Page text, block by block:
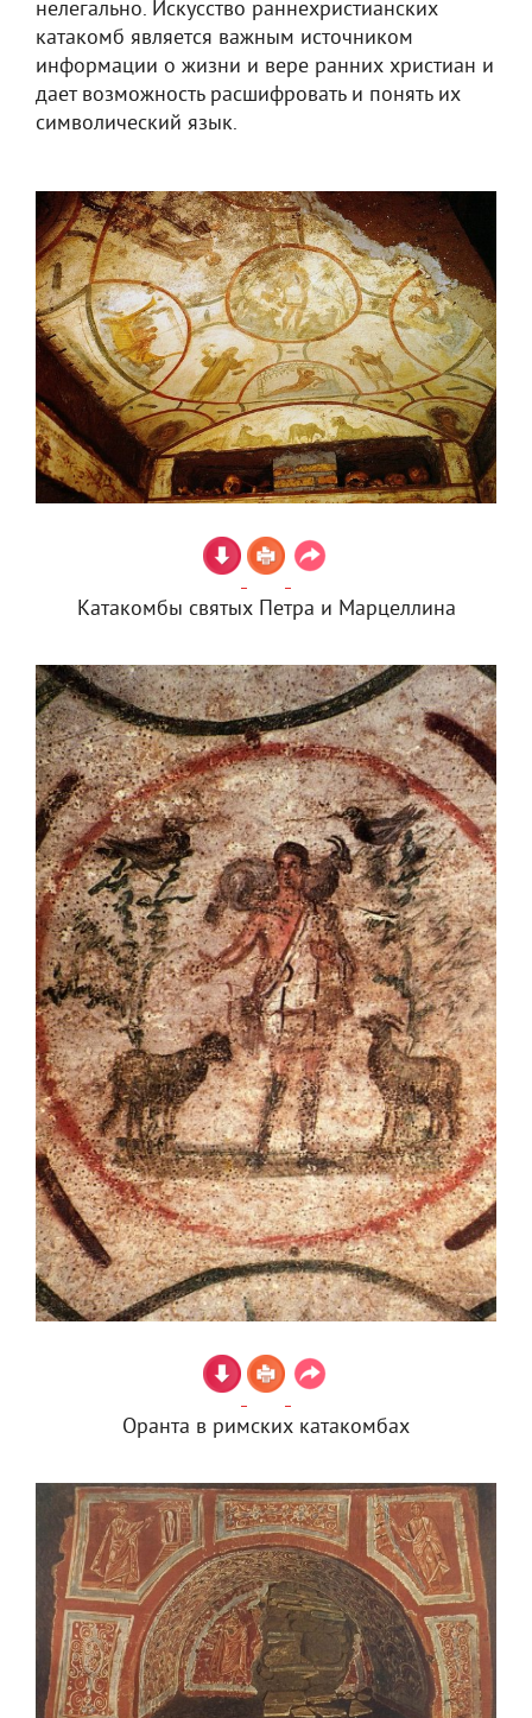
нелегально. Искусство раннехристианских
катакомб является важным источником
информации о жизни и вере ранних христиан и
дает возможность расшифровать и понять их
символический язык.
Катакомбы святых Петра и Марцеллина
Оранта в римских катакомбах